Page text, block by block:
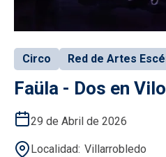
Circo Red de Artes
Faüla - Dos en Vilo
29 de Abril de 2026
Localidad Villarrobledo